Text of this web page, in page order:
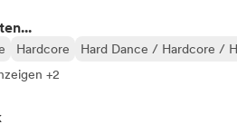
Hardcore Hard Dance / Hardcore /
+2